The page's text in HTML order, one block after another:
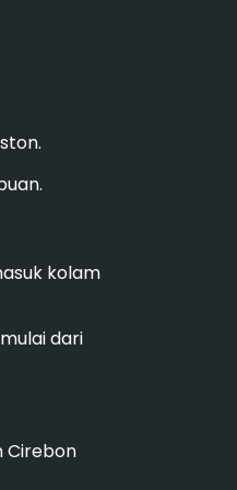
kolam
dari
Cirebon